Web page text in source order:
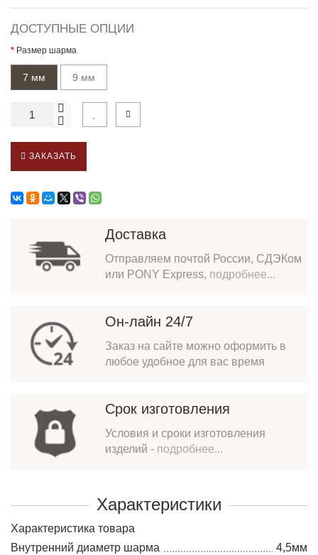
ДОСТУПНЫЕ ОПЦИИ
Размер шарма
7 мм 9 мм
ЗАКАЗАТЬ
Доставка
Отправляем почтой России, СДЭКом
или PONY Express, подробнее...
Он-лайн 24/7
Заказ на сайте можно оформить в
любое удобное для вас время
Срок изготовления
Условия и сроки изготовления
изделий - подробнее...
Характеристики
Характеристика товара
Внутренний диаметр шарма
4,5мм